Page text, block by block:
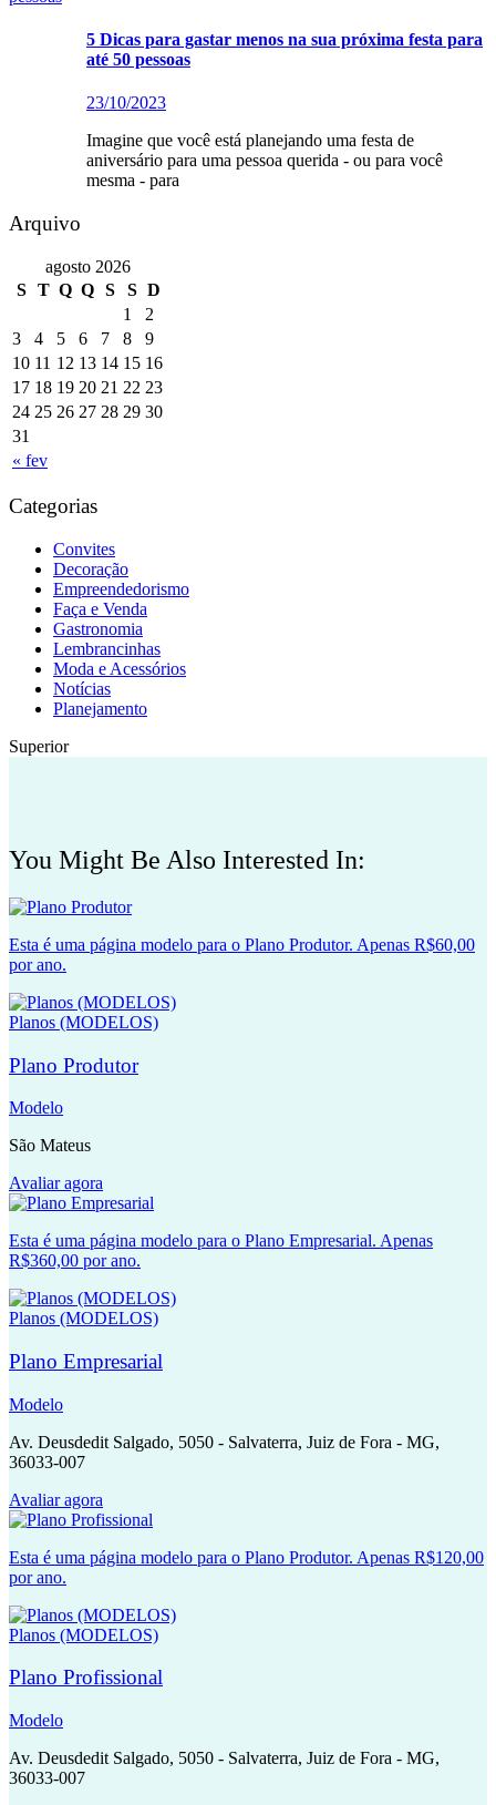
5 Dicas para gastar menos na sua próxima festa para
até 50 pessoas
23/10/2023
Imagine que você está planejando uma festa de
aniversário para uma pessoa querida - ou para você
mesma - para
Arquivo
agosto 2026
S
T Q Q S S D
« fev
1
2
3
4 5 6 7 8
9
10 11 12 13 14 15 16
17 18 19 20 21 22 23
24 25 26 27 28 29 30
31
Categorias
Convites
Decoração
Empreendedorismo
Faça e Venda
Gastronomia
Lembrancinhas
Moda e Acessórios
Notícias
Planejamento
Superior
You Might Be Also Interested In:
Esta é uma página modelo para o Plano Produtor. Apenas R$60,00
por ano.
Planos (MODELOS)
Plano Produtor
Modelo
São Mateus
Avaliar agora
Esta é uma página modelo para o Plano Empresarial. Apenas
R$360,00 por ano.
Planos (MODELOS)
Plano Empresarial
Modelo
Av. Deusdedit Salgado, 5050 - Salvaterra, Juiz de Fora - MG,
36033-007
Avaliar agora
Esta é uma página modelo para o Plano Produtor. Apenas R$120,00
por ano.
Planos (MODELOS)
Plano Profissional
Modelo
Av. Deusdedit Salgado, 5050 - Salvaterra, Juiz de Fora - MG,
36033-007